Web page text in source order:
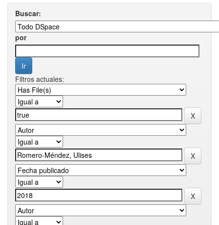
Buscar:
por
Filtros actuales: